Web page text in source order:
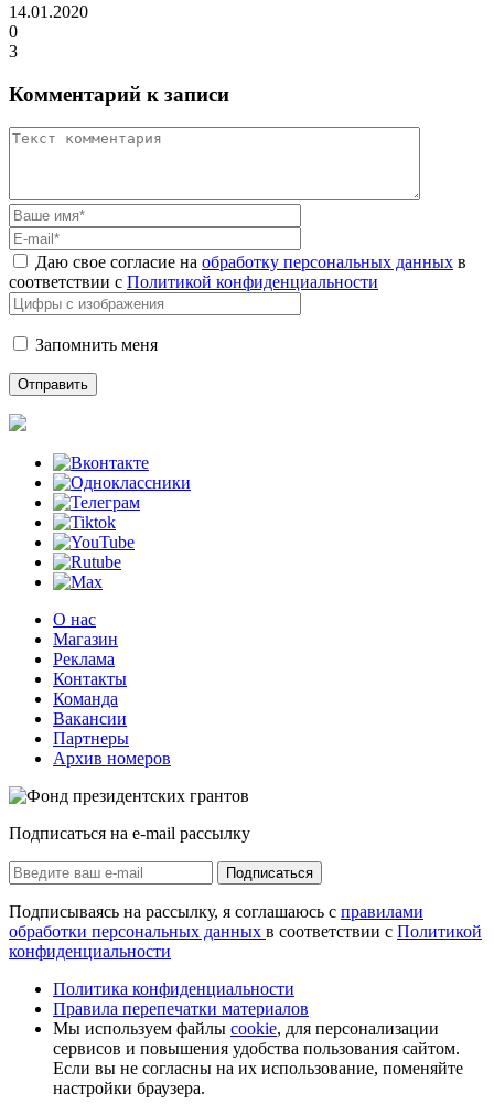
14.01.2020
0
3
Комментарий к записи
Даю свое согласие на обработку персональных данных в
соответствии с Политикой конфиденциальности
Запомнить меня
О нас
Магазин
Реклама
Контакты
Команда
Вакансии
Партнеры
Архив номеров
Подписаться на e-mail рассылку
Подписаться
Подписываясь на рассылку, я соглашаюсь с правилами
обработки персональных данных в соответствии с Политикой
конфиденциальности
Политика конфиденциальности
Правила перепечатки материалов
Мы используем файлы cookie, для персонализации
сервисов и повышения удобства пользования сайтом.
Если вы не согласны на их использование, поменяйте
настройки браузера.